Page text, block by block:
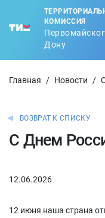
КОМИССИЯ
Дону
Главная / Новости /
ВОЗВРАТ К СПИСКУ
С Днем
12.06.2026
12 июня наша страна